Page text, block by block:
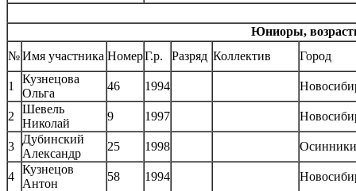
Юниоры,
№Имя участника НомерГ.р. Разряд Коллектив Город
1
Кузнецова
Ольга
46 1994
2
Шевель
Николай
9 1997
3
Дубинский
Александр
25 1998 Осинники
4
Кузнецов
Антон
58 1994